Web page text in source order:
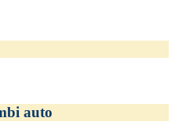
auto